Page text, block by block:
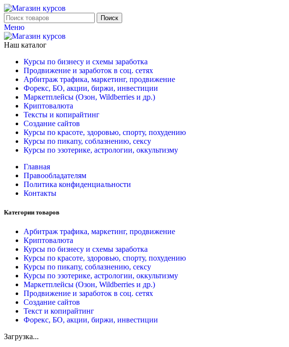
Поиск
Меню
Наш каталог
Курсы по бизнесу и схемы заработка
Продвижение и заработок в соц. сетях
Арбитраж трафика, маркетинг, продвижение
Форекс, БО, акции, биржи, инвестиции
Маркетплейсы (Озон, Wildberries и др.)
Криптовалюта
Тексты и копирайтинг
Создание сайтов
Курсы по красоте, здоровью, спорту, похудению
Курсы по пикапу, соблазнению, сексу
Курсы по эзотерике, астрологии, оккультизму
Главная
Правообладателям
Политика конфиденциальности
Контакты
Категории товаров
Арбитраж трафика, маркетинг, продвижение
Криптовалюта
Курсы по бизнесу и схемы заработка
Курсы по красоте, здоровью, спорту, похудению
Курсы по пикапу, соблазнению, сексу
Курсы по эзотерике, астрологии, оккультизму
Маркетплейсы (Озон, Wildberries и др.)
Продвижение и заработок в соц. сетях
Создание сайтов
Текст и копирайтинг
Форекс, БО, акции, биржи, инвестиции
Загрузка...